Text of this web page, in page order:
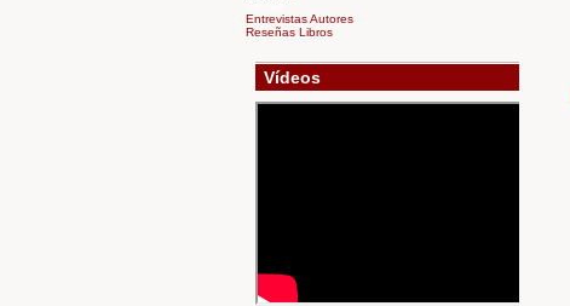
Entrevistas Autores
Reseñas Libros
Ví­deos